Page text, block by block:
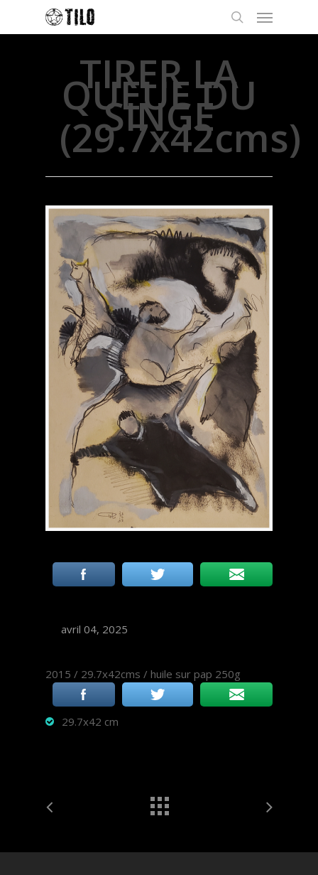
TIRER LA
QUEUE DU
SINGE
(29.7x42cms)
avril 04, 2025
2015 / 29.7x42cms / huile sur pap 250g
29.7x42 cm